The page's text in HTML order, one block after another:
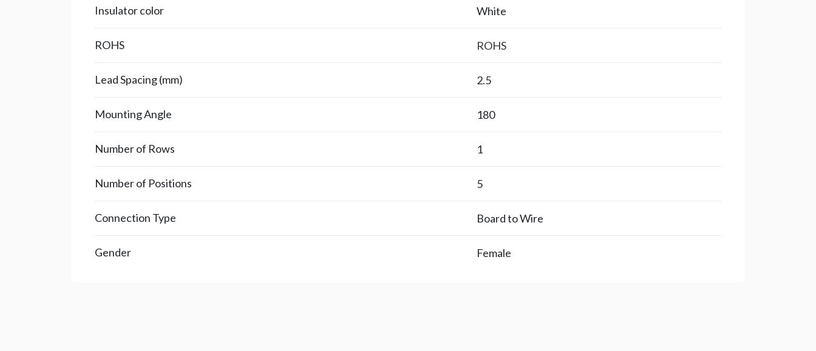
Insulator color White
ROHS ROHS
Lead Spacing (mm) 2.5
Mounting Angle 180
Number of Rows 1
Number of Positions 5
Connection Type Board to Wire
Gender Female